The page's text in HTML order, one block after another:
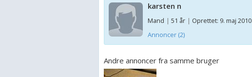
karsten n
Mand | 51 år | Oprettet: 9. maj 2010
Annoncer (2)
Andre annoncer fra samme bruger